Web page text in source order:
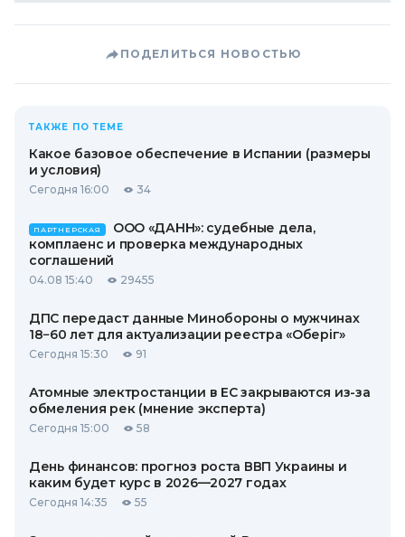
ПОДЕЛИТЬСЯ НОВОСТЬЮ
ТАКЖЕ ПО ТЕМЕ
Какое базовое обеспечение в Испании (размеры
и условия)
Сегодня 16:00 34
ПАРТНЕРСКАЯ
ООО «ДАНН»: судебные дела,
комплаенс и проверка международных
соглашений
04.08 15:40 29455
ДПС передаст данные Минобороны о мужчинах
18−60 лет для актуализации реестра «Оберіг»
Сегодня 15:30 91
Атомные электростанции в ЕС закрываются из-за
обмеления рек (мнение эксперта)
Сегодня 15:00 58
День финансов: прогноз роста ВВП Украины и
каким будет курс в 2026—2027 годах
Сегодня 14:35 55